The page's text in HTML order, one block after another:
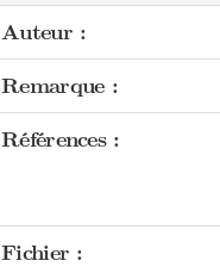
Auteur :
Remarque :
Références :
Fichier :